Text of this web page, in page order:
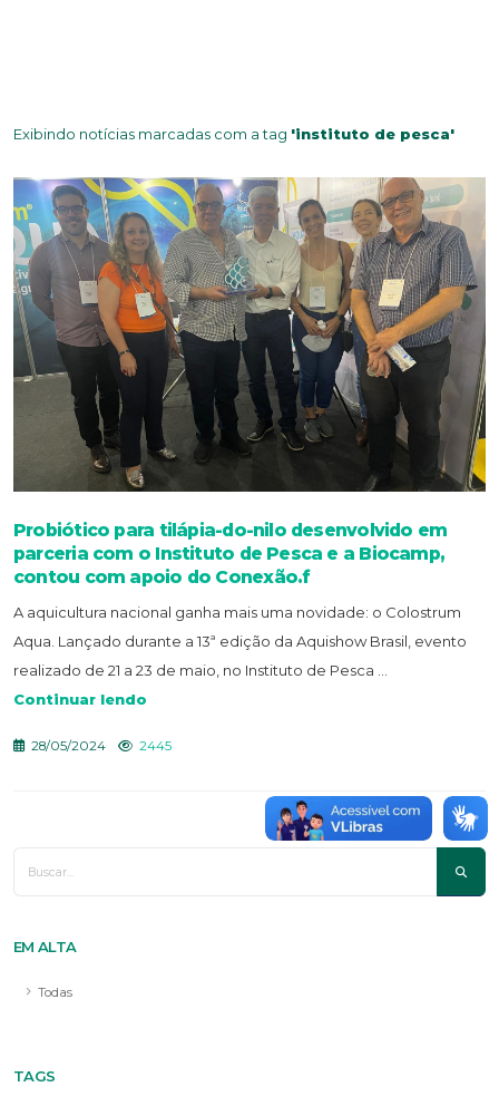
Exibindo notícias marcadas com a tag 'instituto de pesca'
Probiótico para tilápia-do-nilo desenvolvido em
parceria com o Instituto de Pesca e a Biocamp,
contou com apoio do Conexão.f
A aquicultura nacional ganha mais uma novidade: o Colostrum
Aqua. Lançado durante a 13ª edição da Aquishow Brasil, evento
realizado de 21 a 23 de maio, no Instituto de Pesca ...
Continuar lendo
28/05/2024 2445
EM ALTA
Todas
TAGS